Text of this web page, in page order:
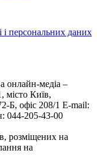
і персональних даних
онлайн-медіа –
місто Київ,
офіс 208/1 E-mail:
044-205-43-00
розміщених на
на